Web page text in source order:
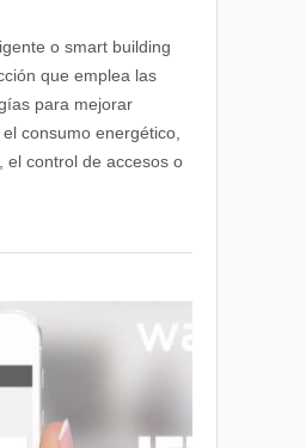
asociadas
smart
building
o
edificio
o smart building
que emplea las
para mejorar
consumo energético,
el control de accesos o